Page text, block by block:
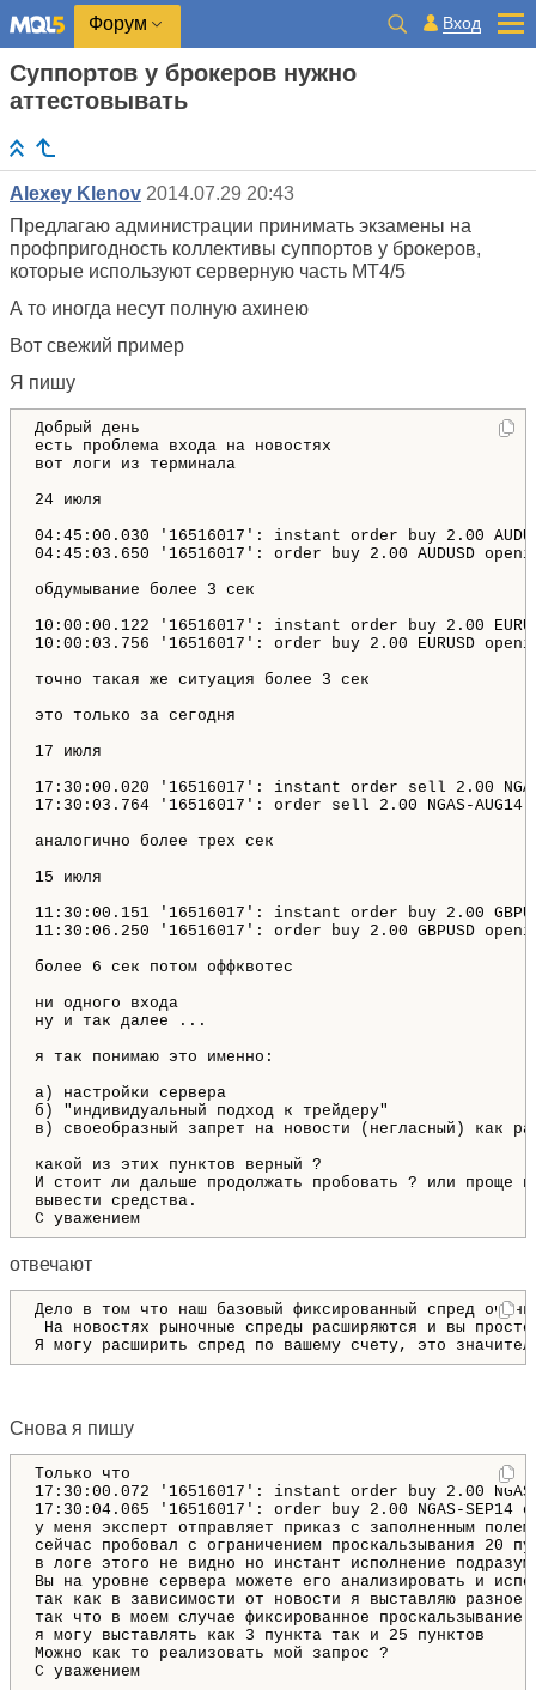
Форум Вход
Суппортов у брокеров нужно
аттестовывать
Alexey Klenov 2014.07.29 20:43
Предлагаю администрации принимать экзамены на
профпригодность коллективы суппортов у брокеров,
которые используют серверную часть МТ4/5
А то иногда несут полную ахинею
Вот свежий пример
Я пишу
Добрый день
есть проблема входа на новостях
вот логи из терминала
24 июля
04:45:00.030 '16516017': instant order buy 2.00
04:45:03.650 '16516017': order buy 2.00 AUDUSD
обдумывание более 3 сек
10:00:00.122 '16516017': instant order buy 2.00
10:00:03.756 '16516017': order buy 2.00 EURUSD
точно такая же ситуация более 3 сек
это только за сегодня
17 июля
17:30:00.020 '16516017': instant order sell 2.00
17:30:03.764 '16516017': order sell 2.00 NGAS-
аналогично более трех сек
15 июля
11:30:00.151 '16516017': instant order buy 2.00
11:30:06.250 '16516017': order buy 2.00 GBPUSD
более 6 сек потом оффквотес
ни одного входа
ну и так далее ...
я так понимаю это именно:
а) настройки сервера
б) "индивидуальный подход к трейдеру"
в) своеобразный запрет на новости (негласный) как
какой из этих пунктов верный ?
И стоит ли дальше продолжать пробовать ? или проще
вывести средства.
С уважением
отвечают
Дело в том что наш базовый фиксированный спред
На новостях рыночные спреды расширяются и вы
Я могу расширить спред по вашему счету, это
Снова я пишу
Только что
17:30:00.072 '16516017': instant order buy 2.00
17:30:04.065 '16516017': order buy 2.00 NGAS-
у меня эксперт отправляет приказ с заполненным
сейчас пробовал с ограничением проскальзывания 20
в логе этого не видно но инстант исполнение
Вы на уровне сервера можете его анализировать и
так как в зависимости от новости я выставляю
так что в моем случае фиксированное
я могу выставлять как 3 пункта так и 25 пунктов
Можно как то реализовать мой запрос ?
С уважением